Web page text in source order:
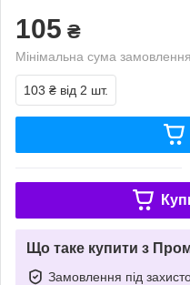
105 ₴
Мінімальна сума
103 ₴ від 2 шт.
Що таке купити з
Замовлення під